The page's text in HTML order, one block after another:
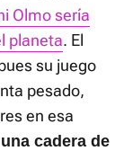
Olmo sería
planeta. El
su juego
pesado,
en esa
cadera de